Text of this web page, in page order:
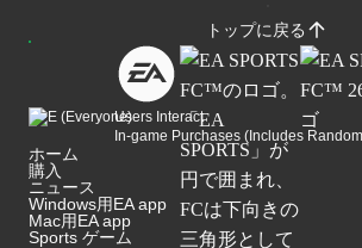
トップに戻る
Users Interact
In-game Purchases (Includes
ホーム
購入
ニュース
Windows用EA app
Mac用EA app
Sports ゲーム